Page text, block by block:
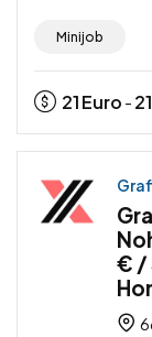
Minijob
21Euro - 21
€ /